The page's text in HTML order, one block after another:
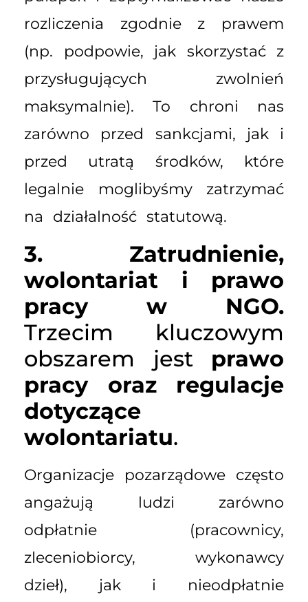
rozliczenia zgodnie z prawem
(np. podpowie, jak skorzystać z
przysługujących zwolnień
maksymalnie). To chroni nas
zarówno przed sankcjami, jak i
przed utratą środków, które
legalnie moglibyśmy zatrzymać
na działalność statutową.
3. Zatrudnienie,
wolontariat i prawo
pracy w NGO.
Trzecim kluczowym
obszarem jest prawo
pracy oraz regulacje
dotyczące
wolontariatu.
Organizacje pozarządowe często
angażują ludzi zarówno
odpłatnie (pracownicy,
zleceniobiorcy, wykonawcy
dzieł), jak i nieodpłatnie